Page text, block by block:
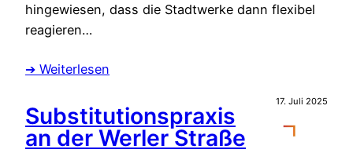
hingewiesen, dass die Stadtwerke dann flexibel
reagieren…
➔ Weiterlesen
17. Juli 2025
Substitutionspraxis
an der Werler Straße